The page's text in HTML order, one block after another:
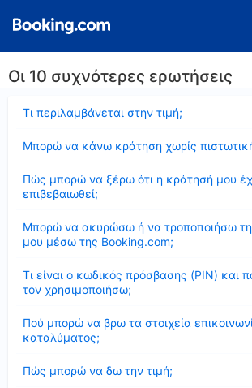
Οι 10 συχνότερες ερωτήσεις
Τι περιλαμβάνεται στην τιμή;
Μπορώ να κάνω κράτηση χωρίς
Πώς μπορώ να ξέρω ότι η κράτησή μου
επιβεβαιωθεί;
Μπορώ να ακυρώσω ή να τροποποιήσω
μου μέσω της Booking.com;
Τι είναι ο κωδικός πρόσβασης (PIN) και
τον χρησιμοποιήσω;
Πού μπορώ να βρω τα στοιχεία
καταλύματος;
Πώς μπορώ να δω την τιμή;